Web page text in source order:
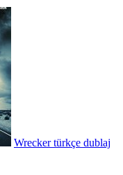
Wrecker türkçe dublaj